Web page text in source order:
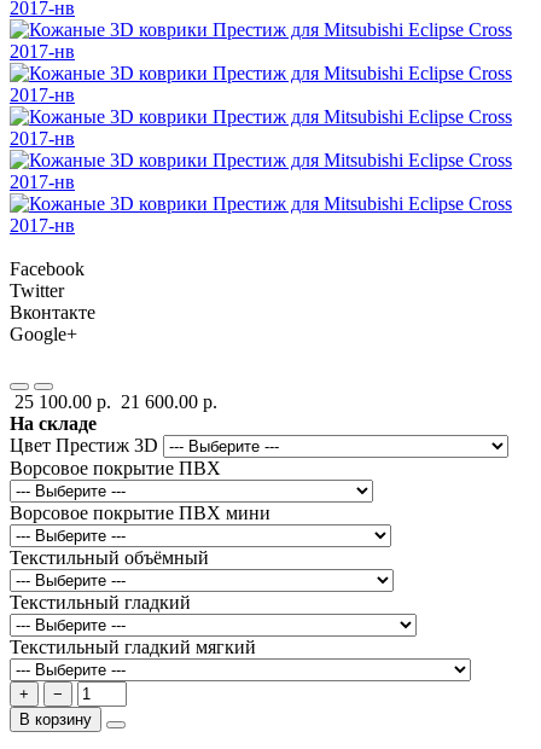
Facebook
Twitter
Вконтакте
Google+
25 100.00 р. 21 600.00 р.
На складе
Цвет Престиж 3D
Ворсовое покрытие ПВХ
Ворсовое покрытие ПВХ мини
Текстильный объёмный
Текстильный гладкий
Текстильный гладкий мягкий
+
−
В корзину